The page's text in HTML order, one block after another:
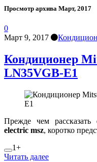
Просмотр архива Март, 2017
0
Март 9, 2017
Кондиционер
LN35VGB-E1
Прежде чем
electric msz, коротко
1+
Читать далее